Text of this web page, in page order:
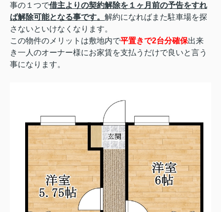
事の１つで借主よりの契約解除を１ヶ月前の予告をすれ
ば解除可能となる事です。 解約になればまた駐車場を探
さないといけなくなります。
この物件のメリットは敷地内で平置きで2台分確保出来
き一人のオーナー様にお家賃を支払うだけで良いと言う
事になります。